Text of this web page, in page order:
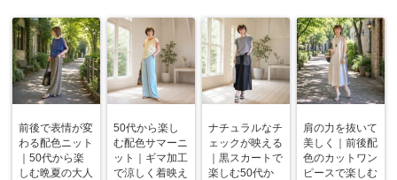
前後で表情が変
わる配色ニット
｜50代から楽
しむ晩夏の大人
50代から楽し
む配色サマーニ
ット｜ギマ加工
で涼しく着映え
ナチュラルなチ
ェックが映える
｜黒スカートで
楽しむ50代か
肩の力を抜いて
美しく｜前後配
色のカットワン
ピースで楽しむ